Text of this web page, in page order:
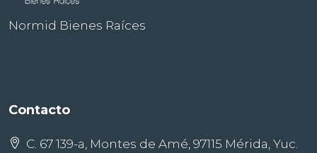
Normid Bienes Raíces
Contacto
C. 67 139-a, Montes de Amé, 97115 Mérida, Yuc.